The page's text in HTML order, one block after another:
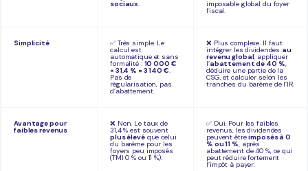
sociaux imposable global du foyer
fiscal.
Simplicité ✅ Très simple. Le
calcul est
automatique et sans
formalité :10 000 €
× 31,4 % = 3 140 €
Pas de
régularisation, pas
d’abattement.
❌ Plus complexe. Il faut
intégrer les dividendes au
revenu global , appliquer
l’abattement de 40 %
déduire une partie de la
CSG, et calculer selon les
tranches du barème de l’IR.
Avantage pour
faibles revenus
❌ Non. Le taux de
31,4 % est souvent
plus élevéque celui
du barème pour les
foyers peu imposés
(TMI 0 % ou 11 %).
✅ Oui. Pour les faibles
revenus, les dividendes
peuvent êtreimposés à 0
% ou 11 % , après
abattement de 40 %, ce qui
peut réduire fortement
l’impôt à payer.